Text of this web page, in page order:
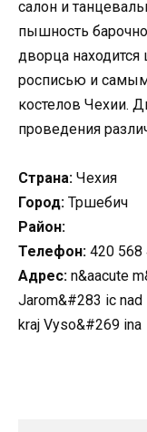
салон и
пышность
дворца находится
росписью и
костелов Чехии.
проведения
Страна: Чехия
Город: Тршебич
Район:
Телефон: 420 568
Адрес: n&aacute
Jarom&#283 ic nad
kraj Vyso&#269 ina